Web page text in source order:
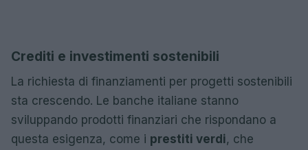
Crediti e investimenti sostenibili
La richiesta di finanziamenti per progetti sostenibili
sta crescendo. Le banche italiane stanno
sviluppando prodotti finanziari che rispondano a
questa esigenza, come i prestiti verdi, che